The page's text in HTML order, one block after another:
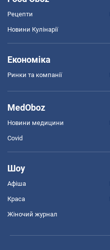
Рецепти
Новини Кулінарії
Економіка
Ринки та компанії
MedOboz
Новини медицини
Covid
Шоу
Афіша
Краса
Жіночий журнал